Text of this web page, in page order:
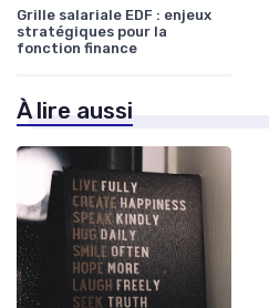
Grille salariale EDF : enjeux
stratégiques pour la
fonction finance
À lire aussi